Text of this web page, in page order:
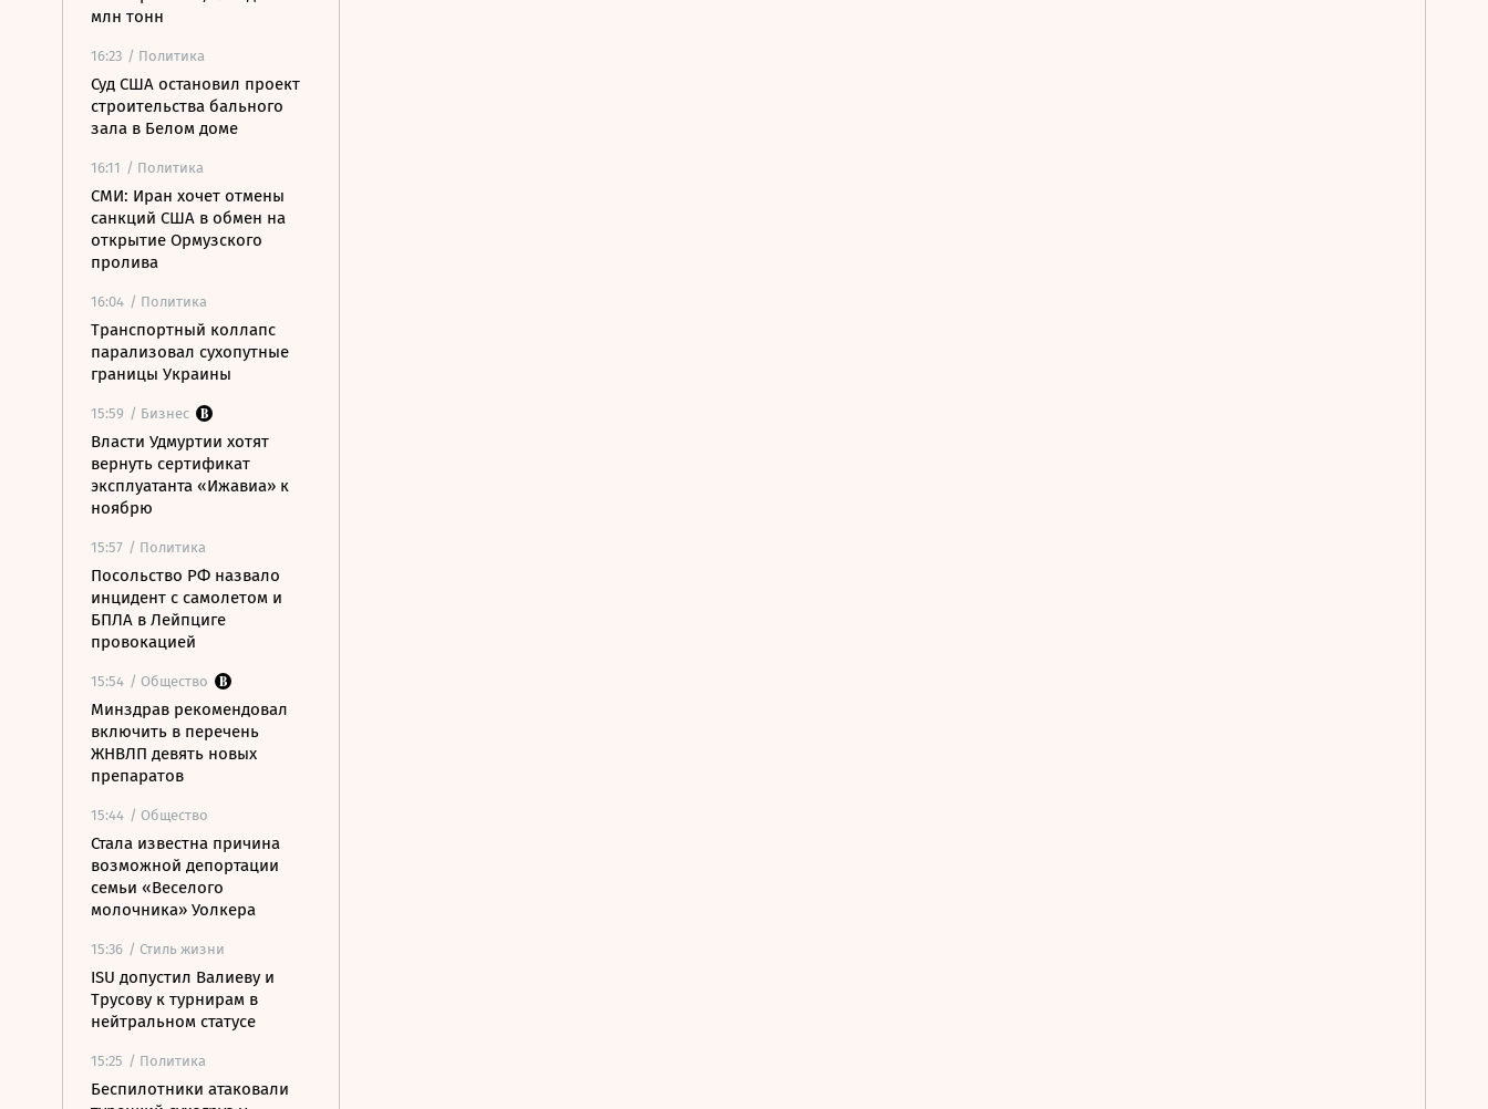
млн тонн
16:23 / Политика
Суд США остановил проект
строительства бального
зала в Белом доме
16:11 / Политика
СМИ: Иран хочет отмены
санкций США в обмен на
открытие Ормузского
пролива
16:04 / Политика
Транспортный коллапс
парализовал сухопутные
границы Украины
15:59 / Бизнес
Власти Удмуртии хотят
вернуть сертификат
эксплуатанта «Ижавиа» к
ноябрю
15:57 / Политика
Посольство РФ назвало
инцидент с самолетом и
БПЛА в Лейпциге
провокацией
15:54 / Общество
Минздрав рекомендовал
включить в перечень
ЖНВЛП девять новых
препаратов
15:44 / Общество
Стала известна причина
возможной депортации
семьи «Веселого
молочника» Уолкера
15:36 / Стиль жизни
ISU допустил Валиеву и
Трусову к турнирам в
нейтральном статусе
15:25 / Политика
Беспилотники атаковали